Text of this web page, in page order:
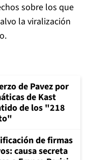
sobre los que
la viralización
de Pavez por
de Kast
de los "218
de firmas
causa secreta